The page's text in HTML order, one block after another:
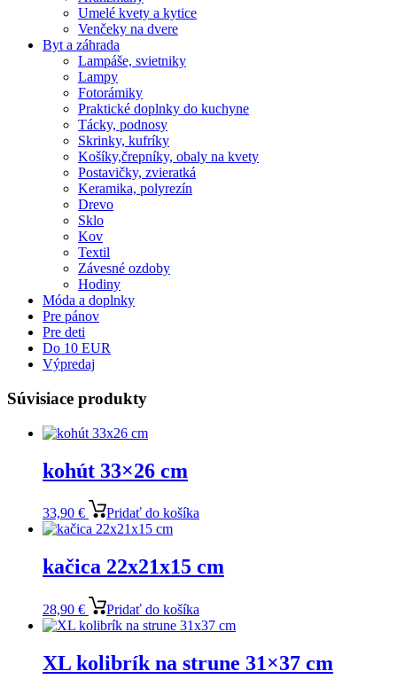
Umelé kvety a kytice
Venčeky na dvere
Byt a záhrada
Lampáše, svietniky
Lampy
Fotorámiky
Praktické doplnky do kuchyne
Tácky, podnosy
Skrinky, kufríky
Košíky,črepníky, obaly na kvety
Postavičky, zvieratká
Keramika, polyrezín
Drevo
Sklo
Kov
Textil
Závesné ozdoby
Hodiny
Móda a doplnky
Pre pánov
Pre deti
Do 10 EUR
Výpredaj
Súvisiace produkty
kohút 33×26 cm
33,90 € Pridať do košíka
kačica 22x21x15 cm
28,90 € Pridať do košíka
XL kolibrík na strune 31×37 cm